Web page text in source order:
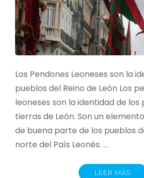
Los Pendones Leoneses son la
pueblos del Reino de León Los
leoneses son la identidad de los
tierras de León. Son un
de buena parte de los pueblos
norte del País Leonés. …
LEER MÁS